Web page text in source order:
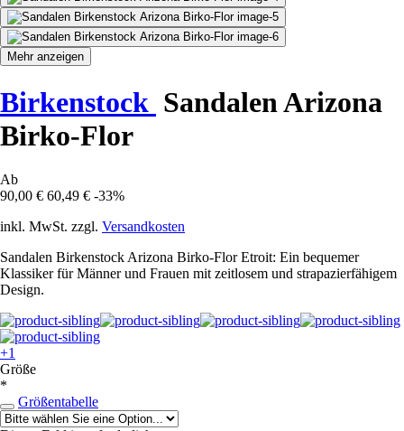
Mehr anzeigen
Birkenstock Sandalen Arizona
Birko-Flor
Ab
90,00 € 60,49 € -33%
inkl. MwSt. zzgl. Versandkosten
Sandalen Birkenstock Arizona Birko-Flor Etroit: Ein bequemer
Klassiker für Männer und Frauen mit zeitlosem und strapazierfähigem
Design.
+1
Größe
*
Größentabelle